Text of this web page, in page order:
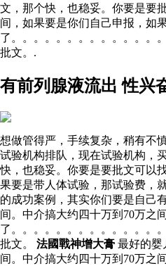
文，那个快，也稳妥。你要是要
间，如果要是你们自己申报，如
了。。。。。。。。。。。。。
批文。.
有前列腺液流出 性兴
想做管得严，手续复杂，稍有不
试验机构排队，现在试验机构，
快，也稳妥。你要是要批文可以
果要是带人体试验，那试验费，
的成功案例，其实你们要是自己
间。中介搞大约四十万到70万之
了。。。。。。。。。。。。。
批文。 法國戰神增大膏 最好的婴
间。中介搞大约四十万到70万之